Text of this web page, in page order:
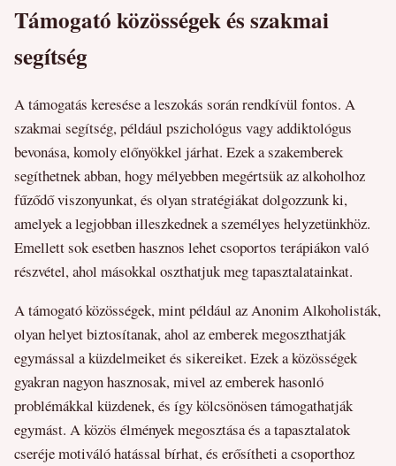
Támogató közösségek és szakmai
segítség
A támogatás keresése a leszokás során rendkívül fontos. A
szakmai segítség, például pszichológus vagy addiktológus
bevonása, komoly előnyökkel járhat. Ezek a szakemberek
segíthetnek abban, hogy mélyebben megértsük az alkoholhoz
fűződő viszonyunkat, és olyan stratégiákat dolgozzunk ki,
amelyek a legjobban illeszkednek a személyes helyzetünkhöz.
Emellett sok esetben hasznos lehet csoportos terápiákon való
részvétel, ahol másokkal oszthatjuk meg tapasztalatainkat.
A támogató közösségek, mint például az Anonim Alkoholisták,
olyan helyet biztosítanak, ahol az emberek megoszthatják
egymással a küzdelmeiket és sikereiket. Ezek a közösségek
gyakran nagyon hasznosak, mivel az emberek hasonló
problémákkal küzdenek, és így kölcsönösen támogathatják
egymást. A közös élmények megosztása és a tapasztalatok
cseréje motiváló hatással bírhat, és erősítheti a csoporthoz